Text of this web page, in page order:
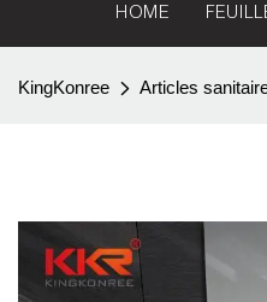
HOME
KingKonree Articles